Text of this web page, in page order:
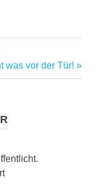
was vor der Tür!